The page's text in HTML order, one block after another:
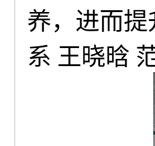
养，进而
系 王晓晗